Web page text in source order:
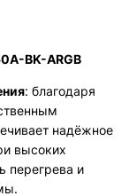
BK-ARGB
: благодаря
надёжное
высоких
перегрева и